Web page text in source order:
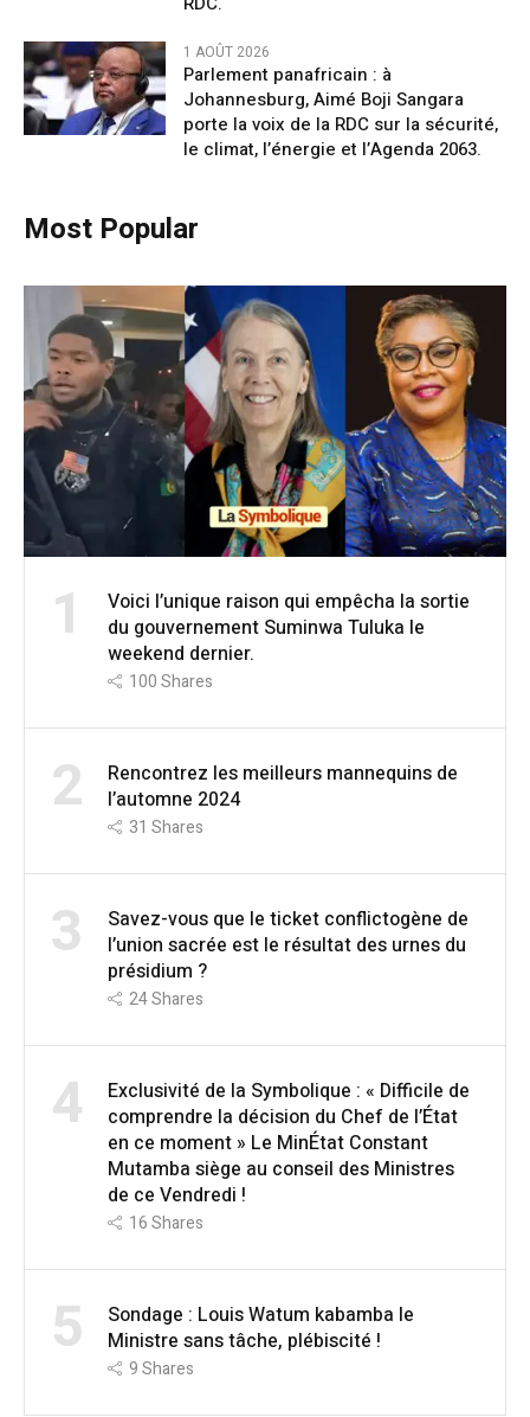
1 AOÛT 2026
Parlement panafricain : à
Johannesburg, Aimé Boji Sangara
porte la voix de la RDC sur la sécurité,
le climat, l’énergie et l’Agenda 2063.
Most Popular
1
Voici l’unique raison qui empêcha la sortie
du gouvernement Suminwa Tuluka le
weekend dernier.
100Shares
2
Rencontrez les meilleurs mannequins de
l’automne 2024
31 Shares
3
Savez-vous que le ticket conflictogène de
l’union sacrée est le résultat des urnes du
présidium ?
24Shares
4
Exclusivité de la Symbolique : « Difficile de
comprendre la décision du Chef de l’État
en ce moment » Le MinÉtat Constant
Mutamba siège au conseil des Ministres
de ce Vendredi !
16Shares
5
Sondage : Louis Watum kabamba le
Ministre sans tâche, plébiscité !
9Shares